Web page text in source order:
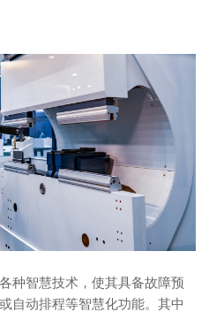
种智慧技术，使其具备故障预
自动排程等智慧化功能。其中